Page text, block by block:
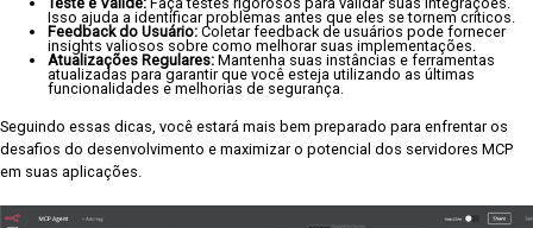
Isso ajuda a identificar problemas antes que eles se tornem críticos.
Feedback do Usuário: Coletar feedback de usuários pode fornecer
insights valiosos sobre como melhorar suas implementações.
Atualizações Regulares: Mantenha suas instâncias e ferramentas
atualizadas para garantir que você esteja utilizando as últimas
funcionalidades e melhorias de segurança.
Seguindo essas dicas, você estará mais bem preparado para enfrentar os
desafios do desenvolvimento e maximizar o potencial dos servidores MCP
em suas aplicações.